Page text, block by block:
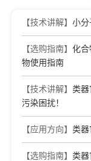
【技术讲解】 小分
【选购指南】 化
物使用指南
【技术讲解】 类
污染困扰！
【应用方向】 类
【选购指南】 类